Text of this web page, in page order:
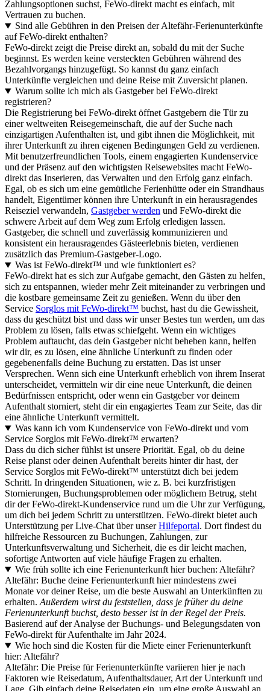
Zahlungsoptionen suchst, FeWo-direkt macht es einfach, mit
Vertrauen zu buchen.
Sind alle Gebühren in den Preisen der Altefähr-Ferienunterkünfte
auf FeWo-direkt enthalten?
FeWo-direkt zeigt die Preise direkt an, sobald du mit der Suche
beginnst. Es werden keine versteckten Gebühren während des
Bezahlvorgangs hinzugefügt. So kannst du ganz einfach
Unterkünfte vergleichen und deine Reise mit Zuversicht planen.
Warum sollte ich mich als Gastgeber bei FeWo-direkt
registrieren?
Die Registrierung bei FeWo-direkt öffnet Gastgebern die Tür zu
einer weltweiten Reisegemeinschaft, die auf der Suche nach
einzigartigen Aufenthalten ist, und gibt ihnen die Möglichkeit, mit
ihrer Unterkunft zu ihren eigenen Bedingungen Geld zu verdienen.
Mit benutzerfreundlichen Tools, einem engagierten Kundenservice
und der Präsenz auf den wichtigsten Reisewebsites macht FeWo-
direkt das Inserieren, das Verwalten und den Erfolg ganz einfach.
Egal, ob es sich um eine gemütliche Ferienhütte oder ein Strandhaus
handelt, Eigentümer können ihre Unterkunft in ein herausragendes
Reiseziel verwandeln, Gastgeber werden und FeWo-direkt die
schwere Arbeit auf dem Weg zum Erfolg erledigen lassen.
Gastgeber, die schnell und zuverlässig kommunizieren und
konsistent ein herausragendes Gästeerlebnis bieten, verdienen
zusätzlich das Premium-Gastgeber-Logo.
Was ist FeWo-direkt™ und wie funktioniert es?
FeWo-direkt hat es sich zur Aufgabe gemacht, den Gästen zu helfen,
sich zu entspannen, wieder mehr Zeit miteinander zu verbringen und
die kostbare gemeinsame Zeit zu genießen. Wenn du über den
Service Sorglos mit FeWo-direkt™ buchst, hast du die Gewissheit,
dass du geschützt bist und dass wir unser Bestes tun werden, um das
Problem zu lösen, falls etwas schiefgeht. Wenn ein wichtiges
Problem auftaucht, das dein Gastgeber nicht beheben kann, helfen
wir dir, es zu lösen, eine ähnliche Unterkunft zu finden oder
gegebenenfalls deine Buchung zu erstatten. Das ist unser
Versprechen. Wenn sich eine Unterkunft erheblich von ihrem Inserat
unterscheidet, vermitteln wir dir eine neue Unterkunft, die deinen
Bedürfnissen entspricht, oder wenn ein Gastgeber vor deinem
Aufenthalt storniert, steht dir ein engagiertes Team zur Seite, das dir
eine ähnliche Unterkunft vermittelt.
Was kann ich vom Kundenservice von FeWo-direkt und vom
Service Sorglos mit FeWo-direkt™ erwarten?
Dass du dich sicher fühlst ist unsere Priorität. Egal, ob du deine
Reise planst oder deinen Aufenthalt bereits hinter dir hast, der
Service Sorglos mit FeWo-direkt™ unterstützt dich bei jedem
Schritt. In dringenden Situationen, wie z. B. bei kurzfristigen
Stornierungen, Buchungsproblemen oder möglichem Betrug, steht
dir der FeWo-direkt-Kundenservice rund um die Uhr zur Verfügung,
um dich bei jedem Schritt zu unterstützen. FeWo-direkt bietet auch
Unterstützung per Live-Chat über unserHilfeportal. Dort findest du
hilfreiche Ressourcen zu Buchungen, Zahlungen, zur
Unterkunftsverwaltung und Sicherheit, die es dir leicht machen,
sofortige Antworten auf viele häufige Fragen zu erhalten.
Wie früh sollte ich eine Ferienunterkunft hier buchen: Altefähr?
Altefähr: Buche deine Ferienunterkunft hier mindestens zwei
Monate vor deiner Reise, um die beste Auswahl an Unterkünften zu
erhalten. Außerdem wirst du feststellen, dass je früher du deine
Ferienunterkunft buchst, desto besser ist in der Regel der Preis.
Basierend auf der Analyse der Buchungs- und Belegungsdaten von
FeWo-direkt für Aufenthalte im Jahr 2024.
Wie hoch sind die Kosten für die Miete einer Ferienunterkunft
hier: Altefähr?
Altefähr: Die Preise für Ferienunterkünfte variieren hier je nach
Faktoren wie Reisedatum, Aufenthaltsdauer, Art der Unterkunft und